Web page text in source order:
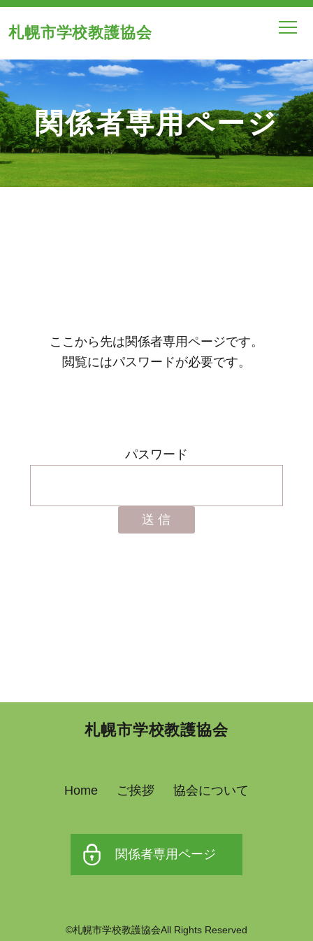
札幌市学校教護協会
関係者専用ページ
ここから先は関係者専用ページです。
閲覧にはパスワードが必要です。
パスワード
札幌市学校教護協会
Home ご挨拶 協会について
関係者専用ページ
©札幌市学校教護協会All Rights Reserved